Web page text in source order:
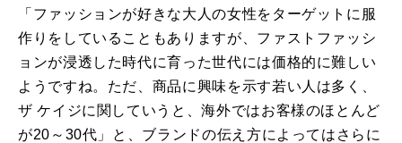
「ファッションが好きな大人の女性をターゲットに服
作りをしていることもありますが、ファストファッシ
ョンが浸透した時代に育った世代には価格的に難しい
ようですね。ただ、商品に興味を示す若い人は多く、
ザ ケイジに関していうと、海外ではお客様のほとんど
が20～30代」と、ブランドの伝え方によってはさらに